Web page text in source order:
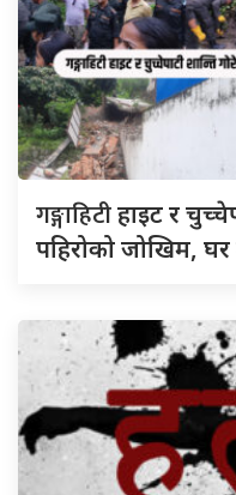
गङ्गाहिटीहाइट र
पहिरोको जोखिम,